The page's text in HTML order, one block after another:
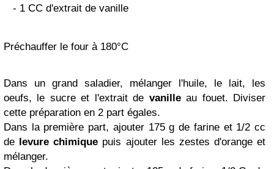
- 1 CC d'extrait de vanille
Préchauffer le four à 180°C
Dans un grand saladier, mélanger l'huile, le lait, les
oeufs, le sucre et l'extrait de vanilleau fouet. Diviser
cette préparation en 2 part égales.
Dans la première part, ajouter 175 g de farine et 1/2 cc
de levure chimique puis ajouter les zestes d'orange et
mélanger.